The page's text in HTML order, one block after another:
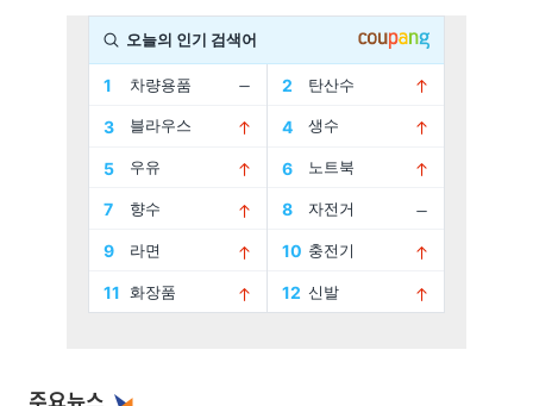
주요뉴스